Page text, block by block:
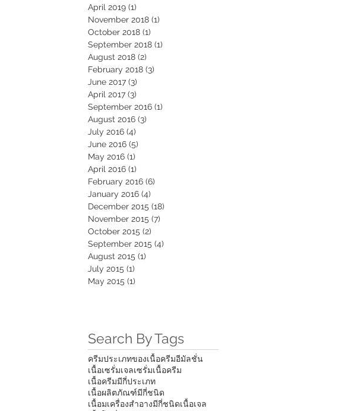
April 2019 (1)
November 2018 (1)
October 2018 (1)
September 2018 (1)
August 2018 (2)
February 2018 (3)
June 2017 (3)
April 2017 (3)
September 2016 (1)
August 2016 (3)
July 2016 (4)
June 2016 (5)
May 2016 (1)
April 2016 (1)
February 2016 (6)
January 2016 (4)
December 2015 (18)
November 2015 (7)
October 2015 (2)
September 2015 (4)
August 2015 (1)
July 2015 (1)
May 2015 (1)
Search By Tags
ครีมประเภทของเนื้อครีมอีมัลชั่น
ัเนื้อเซรั่มเจลเซรั่มเนื้อครีม
เนื้อครีมมีกี่ประเภท
เนื้อผลิตภัณฑ์มีกี่ชนิด
เนื้อมเครื่องสำอางมีกี่ชนิดเนื้อเจล